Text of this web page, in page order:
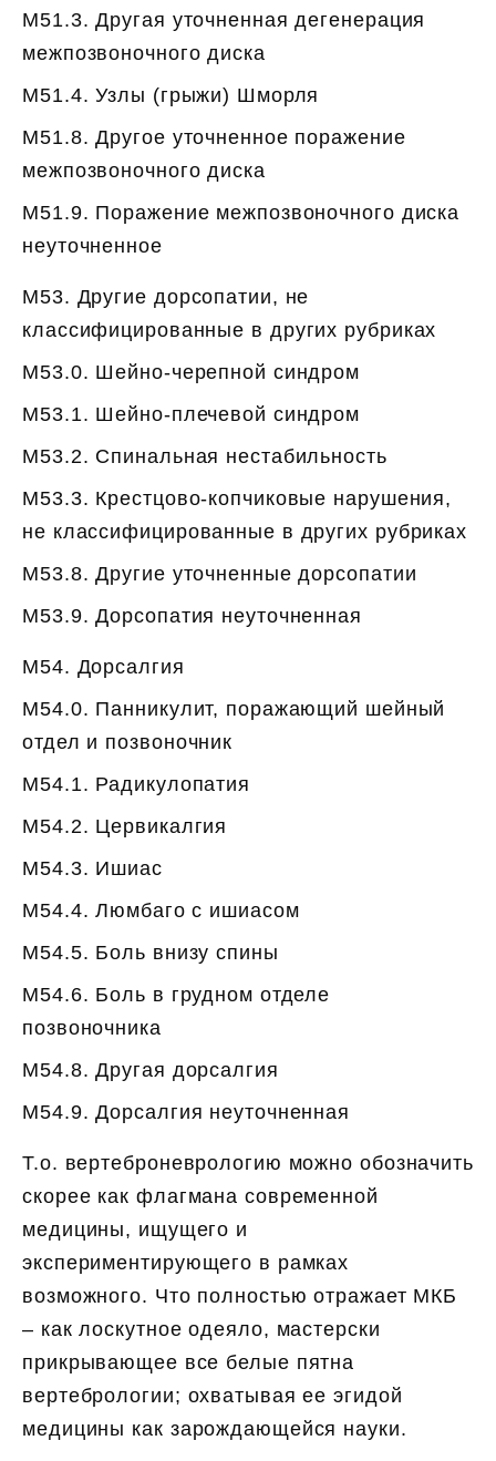
M51.3. Другая уточненная дегенерация
межпозвоночного диска
M51.4. Узлы (грыжи) Шморля
M51.8. Другое уточненное поражение
межпозвоночного диска
M51.9. Поражение межпозвоночного диска
неуточненное
M53. Другие дорсопатии, не
классифицированные в других рубриках
M53.0. Шейно-черепной синдром
M53.1. Шейно-плечевой синдром
M53.2. Спинальная нестабильность
M53.3. Крестцово-копчиковые нарушения,
не классифицированные в других рубриках
M53.8. Другие уточненные дорсопатии
M53.9. Дорсопатия неуточненная
M54. Дорсалгия
M54.0. Панникулит, поражающий шейный
отдел и позвоночник
M54.1. Радикулопатия
M54.2. Цервикалгия
M54.3. Ишиас
M54.4. Люмбаго с ишиасом
M54.5. Боль внизу спины
M54.6. Боль в грудном отделе
позвоночника
M54.8. Другая дорсалгия
M54.9. Дорсалгия неуточненная
Т.о. вертеброневрологию можно обозначить
скорее как флагмана современной
медицины, ищущего и
экспериментирующего в рамках
возможного. Что полностью отражает МКБ
– как лоскутное одеяло, мастерски
прикрывающее все белые пятна
вертебрологии; охватывая ее эгидой
медицины как зарождающейся науки.